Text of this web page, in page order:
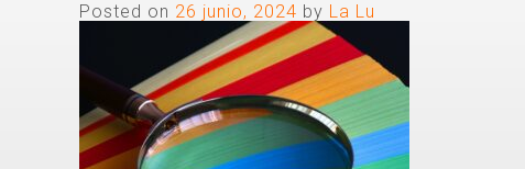
Posted on 26 junio, 2024 by La Lu